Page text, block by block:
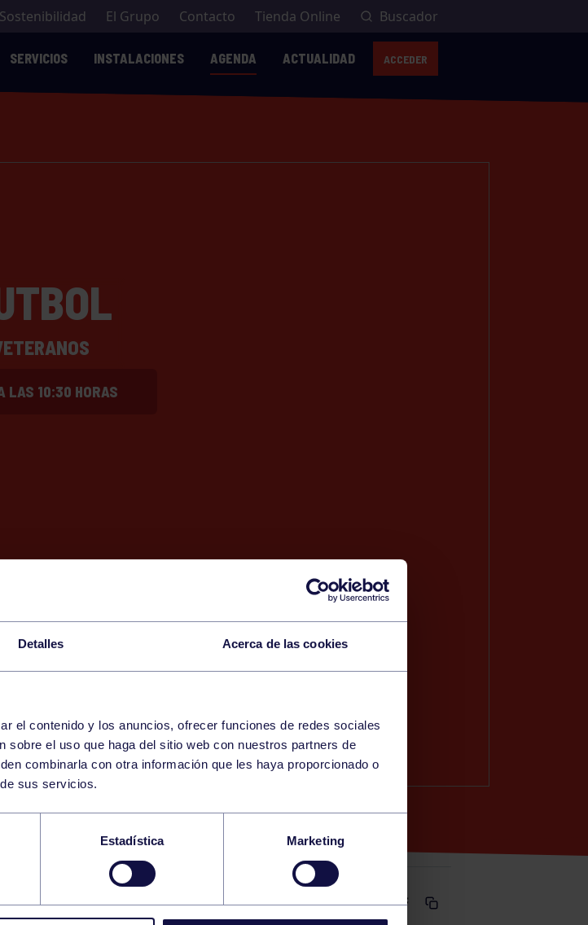
Detalles Acerca de las cookies
el contenido y los anuncios, ofrecer funciones de redes sociales
el uso que haga del sitio web con nuestros partners de
combinarla con otra información que les haya proporcionado o
sus servicios.
Estadística Marketing
Sostenibilidad El Grupo Contacto Tienda Online Buscador
SERVICIOS INSTALACIONES AGENDA ACTUALIDAD ACCEDER
LAS 10:30 HORAS
09:00 h RGCC (CAMPO DE HOCKEY)
Comparte